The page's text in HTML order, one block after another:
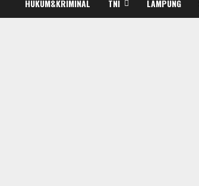
HUKUM&KRIMINAL TNI LAMPUNG